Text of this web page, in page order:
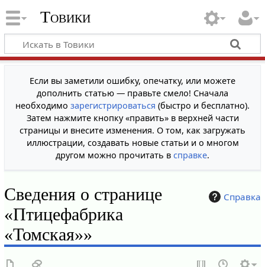
Товики
Если вы заметили ошибку, опечатку, или можете
дополнить статью — правьте смело! Сначала
необходимо зарегистрироваться (быстро и бесплатно).
Затем нажмите кнопку «править» в верхней части
страницы и внесите изменения. О том, как загружать
иллюстрации, создавать новые статьи и о многом
другом можно прочитать в справке.
Справка
Сведения о странице
«Птицефабрика
«Томская»»